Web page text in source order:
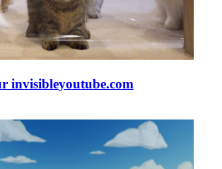
invisibleyoutube.com